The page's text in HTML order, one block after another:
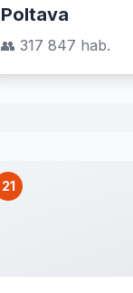
Poltava
👥 317 847 hab.
21